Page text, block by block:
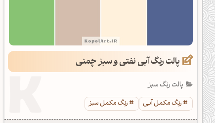
پالت رنگ آبی نفتی و سبز چمنی
پالت رنگ سبز
رنگ مکمل آبی
رنگ مکمل سبز